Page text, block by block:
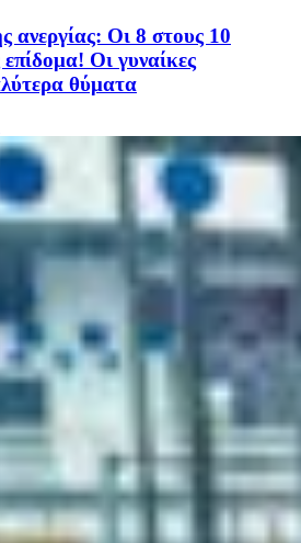
ανεργίας: Οι 8 στους 10
Οι γυναίκες
θύματα